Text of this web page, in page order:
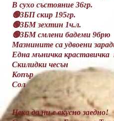
В сухо състояние 36гр.
🟢3БП скир 195гр.
🟢3БМ зехтин 1ч.л.
🟢3БМ смлени бадеми 9брю
Мазнините са удвоени
Една мъничка краставичка
Скилидки чесън
Копър
Сол
Нека да ни е вкусно заедно!